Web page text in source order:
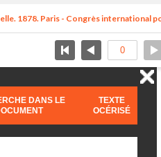
1878. Paris - Congrès international
DANS LE
TEXTE
OCÉRISÉ